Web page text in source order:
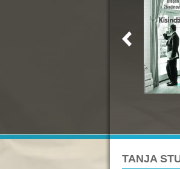
TANJA